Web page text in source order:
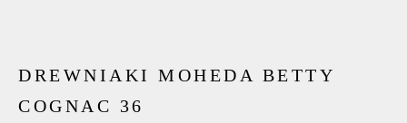
DREWNIAKI MOHEDA BETTY
COGNAC 36